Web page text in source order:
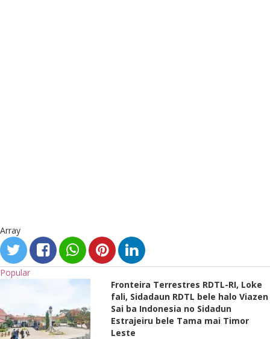
Array
Popular
Fronteira Terrestres RDTL-RI, Loke
fali, Sidadaun RDTL bele halo Viazen
Sai ba Indonesia no Sidadun
Estrajeiru bele Tama mai Timor
Leste